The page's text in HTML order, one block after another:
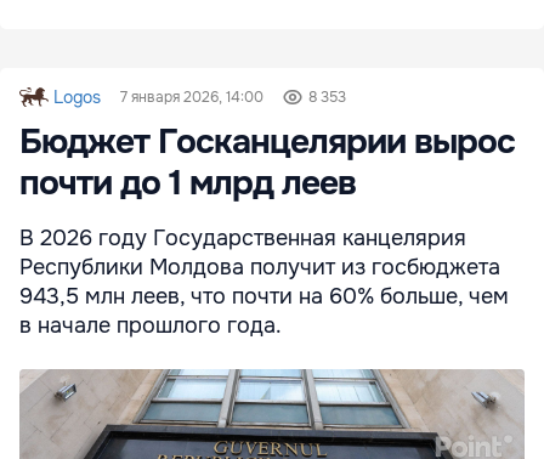
Logos 7 января 2026, 14:00 8 353
Бюджет Госканцелярии вырос
почти до 1 млрд леев
В 2026 году Государственная канцелярия
Республики Молдова получит из госбюджета
943,5 млн леев, что почти на 60% больше, чем
в начале прошлого года.